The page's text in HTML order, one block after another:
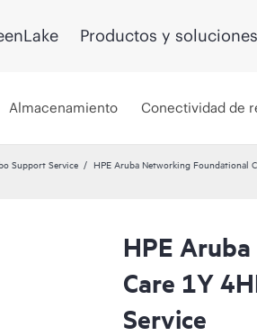
Productos y soluciones
Almacenamiento Conectividad de
Support Service
HPE Aruba Networking Foundational
HPE
Care 1Y
Service